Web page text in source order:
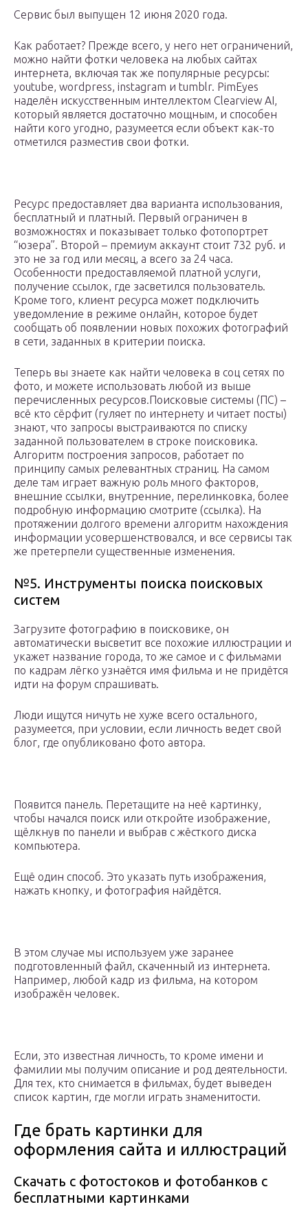
Сервис был выпущен 12 июня 2020 года.
Как работает? Прежде всего, у него нет ограничений,
можно найти фотки человека на любых сайтах
интернета, включая так же популярные ресурсы:
youtube, wordpress, instagram и tumblr. PimEyes
наделён искусственным интеллектом Clearview AI,
который является достаточно мощным, и способен
найти кого угодно, разумеется если объект как-то
отметился разместив свои фотки.
Ресурс предоставляет два варианта использования,
бесплатный и платный. Первый ограничен в
возможностях и показывает только фотопортрет
“юзера”. Второй – премиум аккаунт стоит 732 руб. и
это не за год или месяц, а всего за 24 часа.
Особенности предоставляемой платной услуги,
получение ссылок, где засветился пользователь.
Кроме того, клиент ресурса может подключить
уведомление в режиме онлайн, которое будет
сообщать об появлении новых похожих фотографий
в сети, заданных в критерии поиска.
Теперь вы знаете как найти человека в соц сетях по
фото, и можете использовать любой из выше
перечисленных ресурсов.Поисковые системы (ПС) –
всё кто сёрфит (гуляет по интернету и читает посты)
знают, что запросы выстраиваются по списку
заданной пользователем в строке поисковика.
Алгоритм построения запросов, работает по
принципу самых релевантных страниц. На самом
деле там играет важную роль много факторов,
внешние ссылки, внутренние, перелинковка, более
подробную информацию смотрите (ссылка). На
протяжении долгого времени алгоритм нахождения
информации усовершенствовался, и все сервисы так
же претерпели существенные изменения.
№5. Инструменты поиска поисковых
систем
Загрузите фотографию в поисковике, он
автоматически высветит все похожие иллюстрации и
укажет название города, то же самое и с фильмами
по кадрам лёгко узнаётся имя фильма и не придётся
идти на форум спрашивать.
Люди ищутся ничуть не хуже всего остального,
разумеется, при условии, если личность ведет свой
блог, где опубликовано фото автора.
Появится панель. Перетащите на неё картинку,
чтобы начался поиск или откройте изображение,
щёлкнув по панели и выбрав с жёсткого диска
компьютера.
Ещё один способ. Это указать путь изображения,
нажать кнопку, и фотография найдётся.
В этом случае мы используем уже заранее
подготовленный файл, скаченный из интернета.
Например, любой кадр из фильма, на котором
изображён человек.
Если, это известная личность, то кроме имени и
фамилии мы получим описание и род деятельности.
Для тех, кто снимается в фильмах, будет выведен
список картин, где могли играть знаменитости.
Где брать картинки для
оформления сайта и иллюстраций
Скачать с фотостоков и фотобанков с
бесплатными картинками